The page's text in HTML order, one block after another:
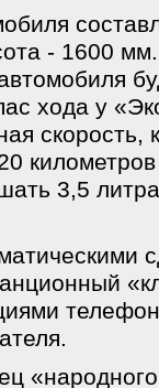
- 1600 мм.
хода у
скорость,
3,5